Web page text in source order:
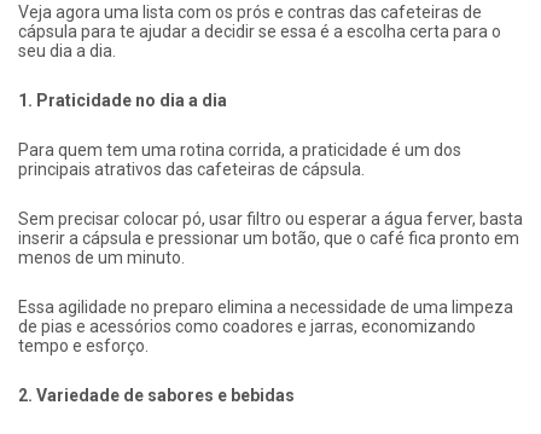
Veja agora uma lista com os prós e contras das cafeteiras de
cápsula para te ajudar a decidir se essa é a escolha certa para o
seu dia a dia.
1. Praticidade no dia a dia
Para quem tem uma rotina corrida, a praticidade é um dos
principais atrativos das cafeteiras de cápsula.
Sem precisar colocar pó, usar filtro ou esperar a água ferver, basta
inserir a cápsula e pressionar um botão, que o café fica pronto em
menos de um minuto.
Essa agilidade no preparo elimina a necessidade de uma limpeza
de pias e acessórios como coadores e jarras, economizando
tempo e esforço.
2. Variedade de sabores e bebidas